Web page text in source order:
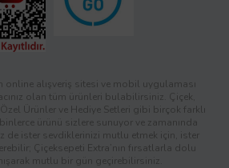
online alışveriş sitesi ve mobil uygulaması
olan tüm ürünleri bulabilirsiniz. Çiçek,
Ürünler ve Hediye Setleri gibi birçok farklı
ürünü sizlere sunuyor ve zamanında
de ister sevdiklerinizi mutlu etmek için, ister
Çiçeksepeti Extra’nın fırsatlarla dolu
mutlu bir gün geçirebilirsiniz.